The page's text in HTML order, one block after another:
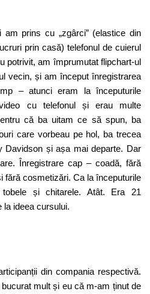
prins cu „zgârci” (elastice din
prin casă) telefonul de cuierul
potrivit, am împrumutat flipchart-ul
vecin, și am început înregistrarea
– atunci eram la începuturile
cu telefonul și erau multe
că ba uitam ce să spun, ba
care vorbeau pe hol, ba trecea
Davidson și așa mai departe. Dar
Înregistrare cap – coadă, fără
fără cosmetizări. Ca la începuturile
și chitarele. Atât. Era 21
la ideea cursului.
din compania respectivă.
mult și eu că m-am ținut de